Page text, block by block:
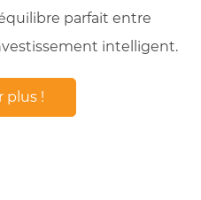
parfait entre
intelligent.
plus !